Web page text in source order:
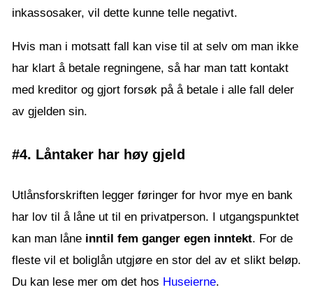
inkassosaker, vil dette kunne telle negativt.
Hvis man i motsatt fall kan vise til at selv om man ikke
har klart å betale regningene, så har man tatt kontakt
med kreditor og gjort forsøk på å betale i alle fall deler
av gjelden sin.
#4. Låntaker har høy gjeld
Utlånsforskriften legger føringer for hvor mye en bank
har lov til å låne ut til en privatperson. I utgangspunktet
kan man låne inntil fem ganger egen inntekt. For de
fleste vil et boliglån utgjøre en stor del av et slikt beløp.
Du kan lese mer om det hos Huseierne.